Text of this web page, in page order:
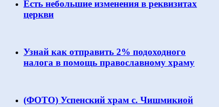
Есть небольшие изменения в реквизитах
церкви
Узнай как отправить 2% подоходного
налога в помощь православному храму
(ФОТО) Успенский храм с. Чишмикиой